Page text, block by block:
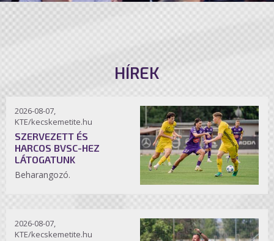
HÍREK
2026-08-07,
KTE/kecskemetite.hu
SZERVEZETT ÉS
HARCOS BVSC-HEZ
LÁTOGATUNK
Beharangozó.
2026-08-07,
KTE/kecskemetite.hu